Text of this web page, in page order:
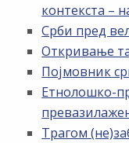
контекста –
Срби пред
Откривање
Појмовник
Етнолошко-
Трагом